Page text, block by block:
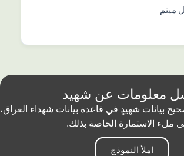
ميثم
معلومات عن شهيد
بيانات شهيدٍ في قاعدة بيانات شهداء العراق،
ملء الاستمارة الخاصة بذلك.
املأ النموذج